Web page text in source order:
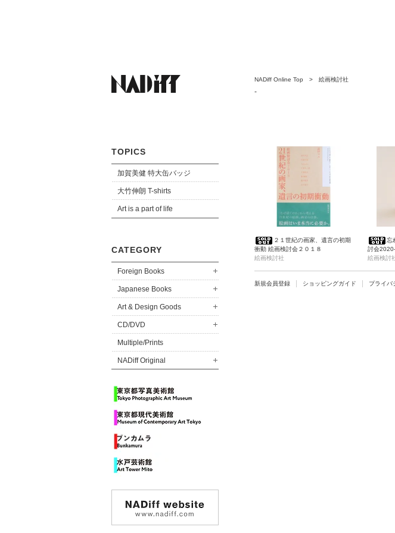
TOPICS
加賀美健 特大缶バッジ
大竹伸朗 T-shirts
Art is a part of life
CATEGORY
Foreign Books
Japanese Books
Art & Design Goods
CD/DVD
Multiple/Prints
NADiff Original
NADiff Online Top > 絵画検討社
-
２１世紀の画家、遺言の初期
衝動 絵画検討会２０１８
絵画検討社
忘
討会
絵画検討
新規会員登録 ショッピングガイド プライバ